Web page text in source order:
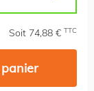
Soit 74,88 € TTC